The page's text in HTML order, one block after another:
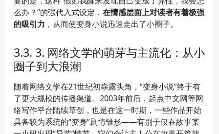
么办？”的强代入式设定， 在情感层面上对读者有着极强
的吸引力 ，从而使变身小说迅速走出了小圈子。
3. 网络文学的萌芽与主流化：从小
圈子到大浪潮
随着网络文学在21世纪初崭露头角，“变身小说”终于有
了更大规模的传播渠道。2003年前后，起点中文网等网
络写作平台陆续草创，也是在这一时期，一些作品开始
具备较为系统的“变身”剧情雏形——有别于仅在故事某